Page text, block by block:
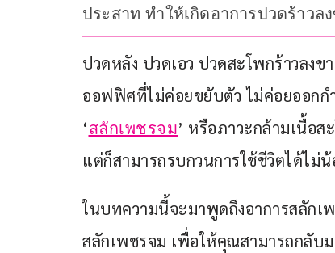
ประสาท ทำให้เกิดอาการปวดร้าวล
ปวดหลัง ปวดเอว ปวดสะโพกร้าวลง
ออฟฟิศที่ไม่ค่อยขยับตัว ไม่ค่อยออกก
‘สลักเพชรจม’ หรือภาวะกล้ามเนื้อ
แต่ก็สามารถรบกวนการใช้ชีวิตได้ไม่น้
ในบทความนี้จะมาพูดถึงอาการสลักเ
สลักเพชรจม เพื่อให้คุณสามารถกลับ